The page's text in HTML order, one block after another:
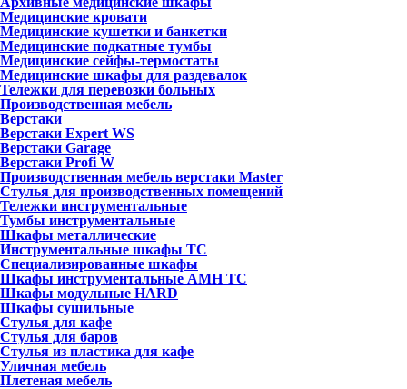
Медицинские кровати
Медицинские кушетки и банкетки
Медицинские подкатные тумбы
Медицинские сейфы-термостаты
Медицинские шкафы для раздевалок
Тележки для перевозки больных
Производственная мебель
Верстаки
Верстаки Expert WS
Верстаки Garage
Верстаки Profi W
Производственная мебель верстаки Master
Стулья для производственных помещений
Тележки инструментальные
Тумбы инструментальные
Шкафы металлические
Инструментальные шкафы ТС
Специализированные шкафы
Шкафы инструментальные АМН ТС
Шкафы модульные HARD
Шкафы сушильные
Стулья для кафе
Стулья для баров
Стулья из пластика для кафе
Уличная мебель
Плетеная мебель